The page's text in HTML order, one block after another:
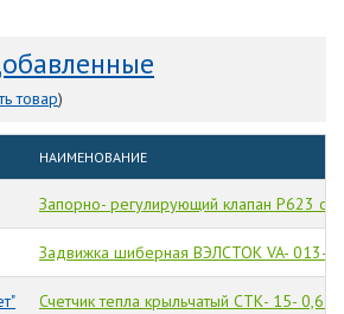
товар)
НАИМЕНОВАНИЕ
Запорно- регулирующий клапан Р623 с
Задвижка шиберная ВЭЛСТОК VA- 013-
Счетчик тепла крыльчатый СТК- 15- 0,6